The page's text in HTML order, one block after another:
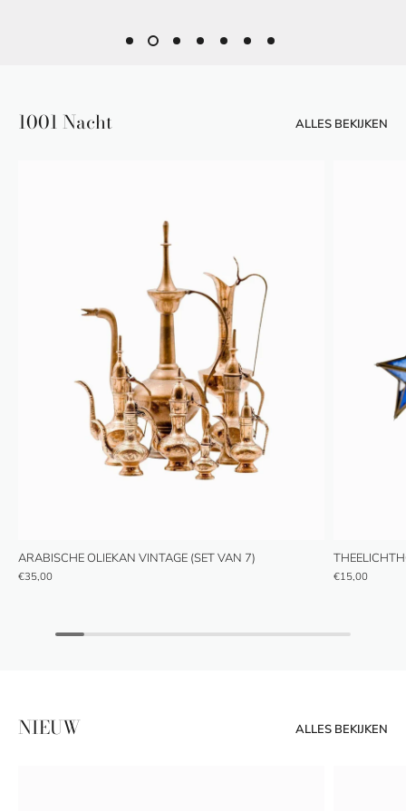
1001 Nacht ALLES BEKIJKEN
ARABISCHE OLIEKAN VINTAGE (SET VAN 7)
€35,00 €15,00
NIEUW ALLES BEKIJKEN